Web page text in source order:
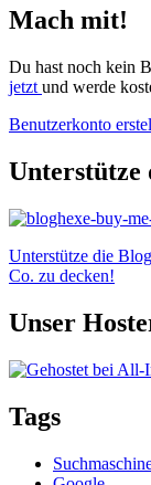
Mach mit!
Du hast noch kein
jetzt und werde
Benutzerkonto
Unterstütze
Unterstütze die
Co. zu decken!
Unser
Tags